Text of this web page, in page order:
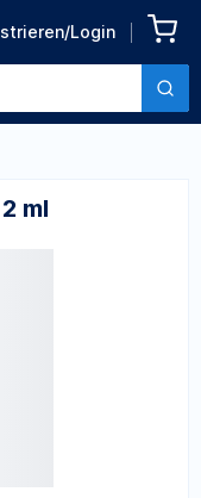
Login
zu den Produktdetails
ml